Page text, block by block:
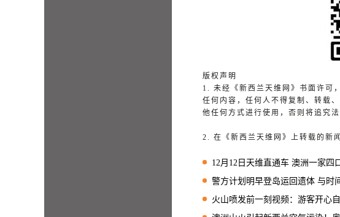
版权声明
1. 未经《新西兰天维网》书面许可
任何内容，任何人不得复制、转载
他任何方式进行使用，否则将追究法
2. 在《新西兰天维网》上转载的新
12月12日天维直通车 澳洲一家四口在火山喷发后两
警方计划明早登岛运回遗体 与时
火山喷发前一刻视频：游客开心自拍，上船